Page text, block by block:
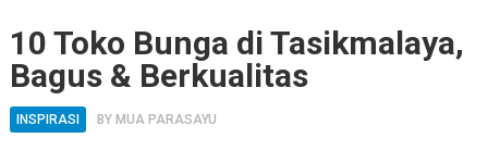
10 Toko Bunga di Tasikmalaya,
Bagus & Berkualitas
INSPIRASI BY MUA PARASAYU